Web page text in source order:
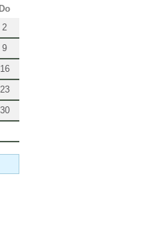
Do
2
9
16
23
30